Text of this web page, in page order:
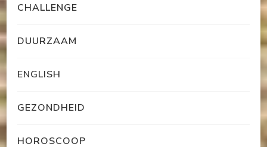
CHALLENGE
DUURZAAM
ENGLISH
GEZONDHEID
HOROSCOOP